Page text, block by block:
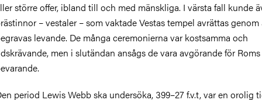
större offer, ibland till och med mänskliga. I värsta fall kunde
– vestaler – som vaktade Vestas tempel avrättas genom
levande. De många ceremonierna var kostsamma och
men i slutändan ansågs de vara avgörande för Roms
period Lewis Webb ska undersöka, 399–27 f.v.t, var en orolig